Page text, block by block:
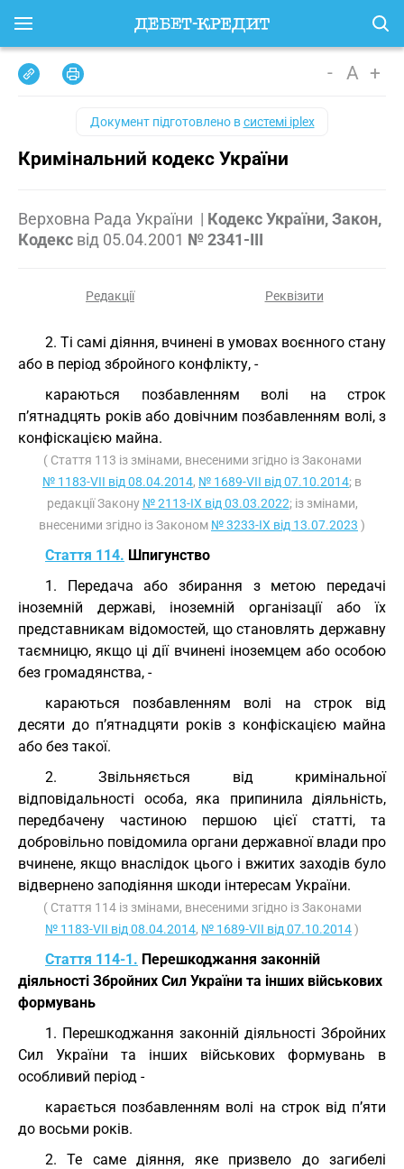
- A +
Документ підготовлено всистемі iplex
Кримінальний кодекс України
Верховна Рада України | Кодекс України, Закон,
Кодекс від 05.04.2001 № 2341-III
Редакції Реквізити
2. Ті самі діяння, вчинені в умовах воєнного стану
або в період збройного конфлікту, -
караються позбавленням волі на строк
п’ятнадцять років або довічним позбавленням волі, з
конфіскацією майна.
( Стаття 113 із змінами, внесеними згідно із Законами
№ 1183-VII від 08.04.2014, № 1689-VII від 07.10.2014; в
редакції Закону № 2113-IX від 03.03.2022; із змінами,
внесеними згідно із Законом № 3233-IX від 13.07.2023 )
Стаття 114. Шпигунство
1. Передача або збирання з метою передачі
іноземній державі, іноземній організації або їх
представникам відомостей, що становлять державну
таємницю, якщо ці дії вчинені іноземцем або особою
без громадянства, -
караються позбавленням волі на строк від
десяти до п’ятнадцяти років з конфіскацією майна
або без такої.
2. Звільняється від кримінальної
відповідальності особа, яка припинила діяльність,
передбачену частиною першою цієї статті, та
добровільно повідомила органи державної влади про
вчинене, якщо внаслідок цього і вжитих заходів було
відвернено заподіяння шкоди інтересам України.
( Стаття 114 із змінами, внесеними згідно із Законами
№ 1183-VII від 08.04.2014, № 1689-VII від 07.10.2014)
Стаття 114-1. Перешкоджання законній
діяльності Збройних Сил України та інших військових
формувань
1. Перешкоджання законній діяльності Збройних
Сил України та інших військових формувань в
особливий період -
карається позбавленням волі на строк від п’яти
до восьми років.
2. Те саме діяння, яке призвело до загибелі